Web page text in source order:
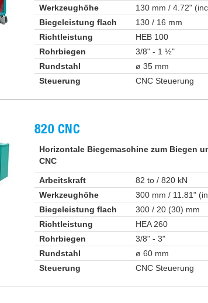
Werkzeughöhe
130 mm / 4.72"
Biegeleistung flach
130 / 16 mm
Richtleistung
HEB 100
Rohrbiegen
3/8" - 1 ½"
Rundstahl
ø 35 mm
Steuerung
CNC Steuerung
820 CNC
Horizontale Biegemaschine zum Biegen
CNC
Arbeitskraft
82 to / 820 kN
Werkzeughöhe
300 mm / 11.81"
Biegeleistung flach
300 / 20 (30) mm
Richtleistung
HEA 260
Rohrbiegen
3/8" - 3"
Rundstahl
ø 60 mm
Steuerung
CNC Steuerung